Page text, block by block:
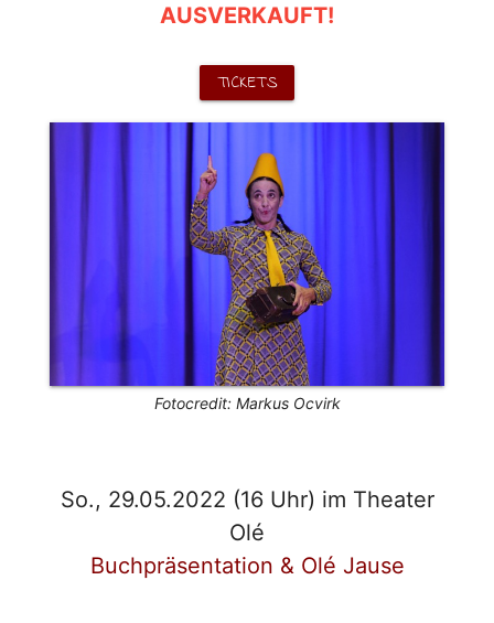
AUSVERKAUFT!
TICKETS
Fotocredit: Markus Ocvirk
So., 29.05.2022 (16 Uhr) im Theater
Olé
Buchpräsentation & Olé Jause